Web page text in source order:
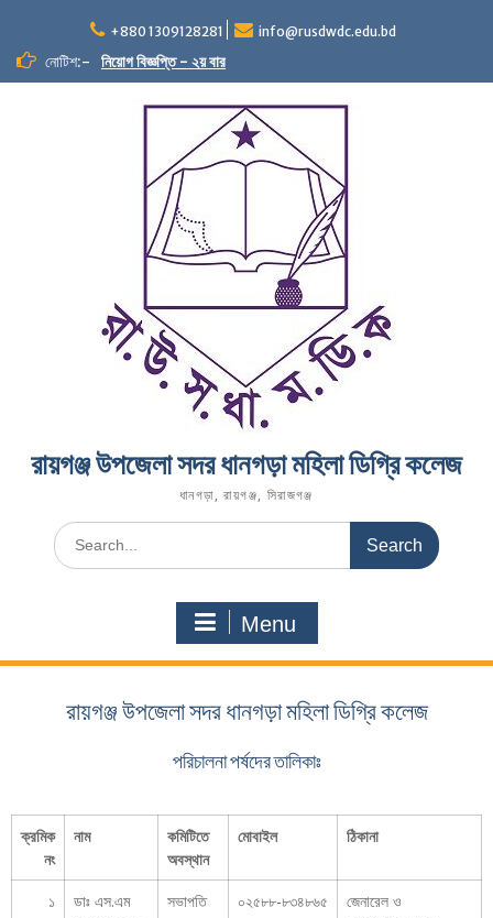
+880 1309128281 info@rusdwdc.edu.bd
নোটিশ:- নিয়োগ বিজ্ঞপ্তি - ২য় বার
রায়গঞ্জ উপজেলা সদর ধানগড়া মহিলা ডিগ্রি কলেজ
ধানগড়া, রায়গঞ্জ, সিরাজগঞ্জ
Menu
রায়গঞ্জ উপজেলা সদর ধানগড়া মহিলা ডিগ্রি কলেজ
পরিচালনা পর্ষদের তালিকাঃ
ক্রমিক
নং
নাম
কমিটিতে
অবস্থান
মোবাইল ঠিকানা
১
ডাঃ এস.এম
সভাপতি ০২৫৮৮-৮৩৪৮৬৫
জেনারেল ও